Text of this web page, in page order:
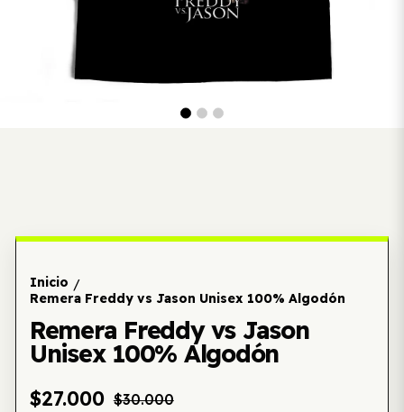
Inicio /
Remera Freddy vs Jason Unisex 100% Algodón
Remera Freddy vs Jason
Unisex 100% Algodón
$27.000 $30.000